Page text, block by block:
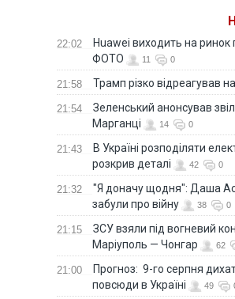
22:02
Huawei виходить на
ФОТО
11 0
21:58 Трамп різко відреагував
21:54
Зеленський анонсував
Марганці
14 0
21:43
В Україні розподіляти
розкрив деталі
42 0
21:32
"Я доначу щодня": Даша
забули про війну
38 0
21:15
ЗСУ взяли під вогневий
Маріуполь — Чонгар
62
21:00
Прогноз: 9-го серпня
повсюди в Україні
49